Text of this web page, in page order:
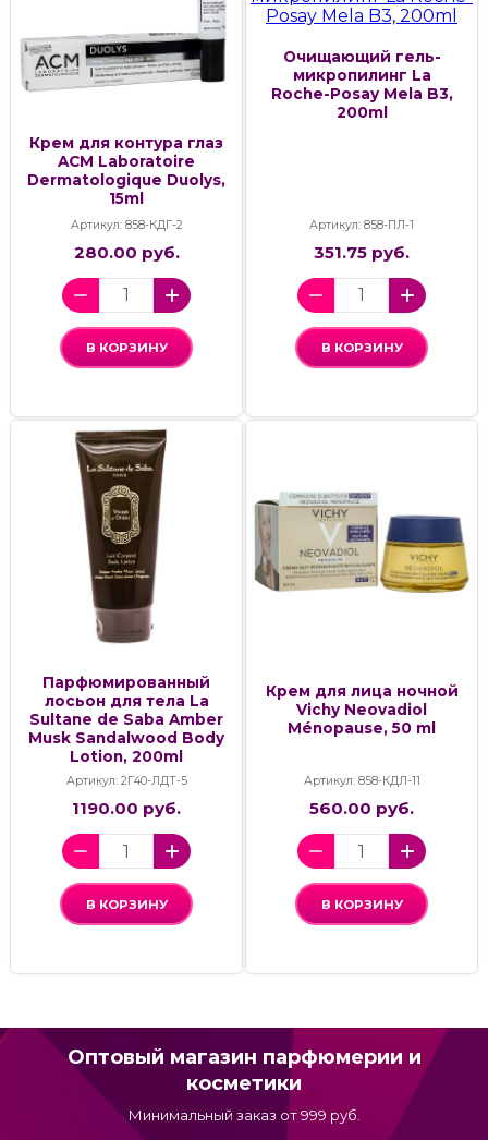
Крем для контура глаз
ACM Laboratoire
Dermatologique Duolys,
15ml
Артикул: 858-КДГ-2
280.00 руб.
В КОРЗИНУ
Очищающий гель-
микропилинг La
Roche-Posay Mela B3,
200ml
Артикул: 858-ПЛ-1
351.75 руб.
В КОРЗИНУ
Парфюмированный
лосьон для тела La
Sultane de Saba Amber
Musk Sandalwood Body
Lotion, 200ml
Артикул: 2Г40-ЛДТ-5
1190.00 руб.
В КОРЗИНУ
Крем для лица ночной
Vichy Neovadiol
Ménopause, 50 ml
Артикул: 858-КДЛ-11
560.00 руб.
В КОРЗИНУ
Оптовый магазин парфюмерии и
косметики
Минимальный заказ от 999 руб.